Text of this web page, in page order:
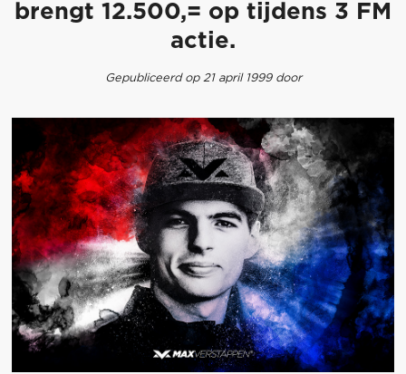
brengt 12.500,= op tijdens 3 FM
actie.
Gepubliceerd op 21 april 1999 door